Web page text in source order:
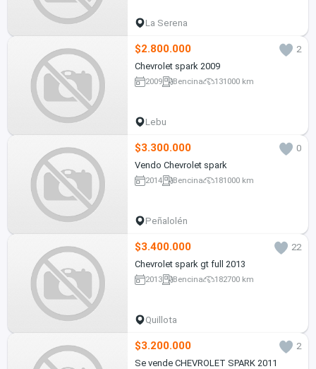
La Serena
$2.800.000
2
Chevrolet spark 2009
2009 Bencina 131000 km
Lebu
$3.300.000
0
Vendo Chevrolet spark
2014 Bencina 181000 km
Peñalolén
$3.400.000
22
Chevrolet spark gt full 2013
2013 Bencina 182700 km
Quillota
$3.200.000
2
Se vende CHEVROLET SPARK 2011